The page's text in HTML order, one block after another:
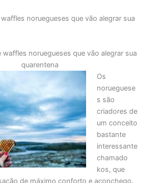
noruegueses que vão alegrar sua
waffles noruegueses que vão alegrar sua
quarentena
Os
norueguese
s são
criadores de
um conceito
bastante
interessante
chamado
kos, que
de máximo conforto e aconchego.